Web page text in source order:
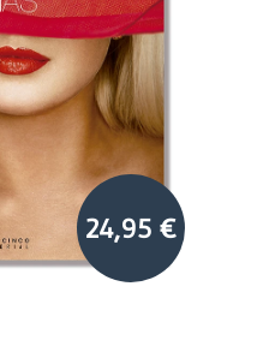
24,95 €